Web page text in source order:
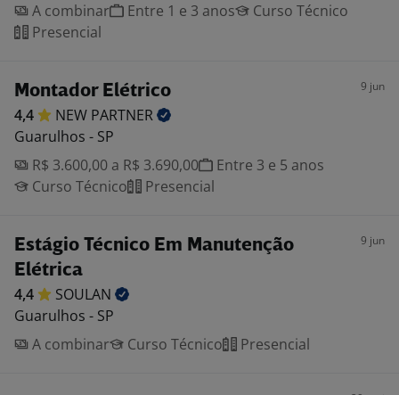
A combinar
Entre 1 e 3 anos
Curso Técnico
Presencial
Montador Elétrico 9 jun
4,4 NEW PARTNER
Guarulhos - SP
R$ 3.600,00 a R$ 3.690,00
Entre 3 e 5 anos
Curso Técnico
Presencial
Estágio Técnico Em Manutenção
Elétrica
9 jun
4,4
SOULAN
Guarulhos - SP
A combinar
Curso Técnico Presencial